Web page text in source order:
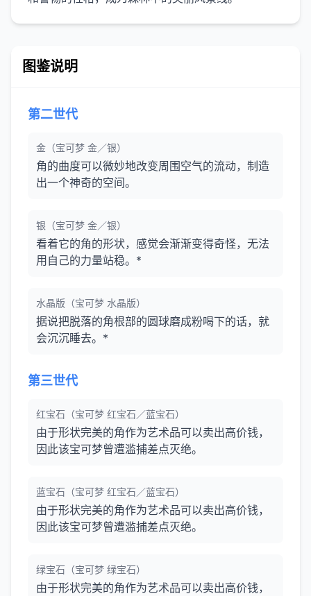
图鉴说明
第二世代
金（宝可梦 金／银）
角的曲度可以微妙地改变周围空气的流动，制造
出一个神奇的空间。
银（宝可梦 金／银）
看着它的角的形状，感觉会渐渐变得奇怪，无法
用自己的力量站稳。*
水晶版（宝可梦 水晶版）
据说把脱落的角根部的圆球磨成粉喝下的话，就
会沉沉睡去。*
第三世代
红宝石（宝可梦 红宝石／蓝宝石）
由于形状完美的角作为艺术品可以卖出高价钱，
因此该宝可梦曾遭滥捕差点灭绝。
蓝宝石（宝可梦 红宝石／蓝宝石）
由于形状完美的角作为艺术品可以卖出高价钱，
因此该宝可梦曾遭滥捕差点灭绝。
绿宝石（宝可梦 绿宝石）
由于形状完美的角作为艺术品可以卖出高价钱，